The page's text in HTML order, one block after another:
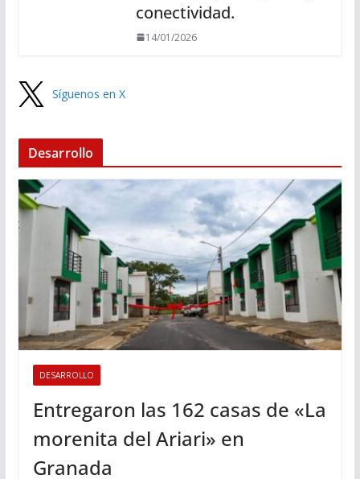
conectividad.
14/01/2026
Síguenos en X
Desarrollo
DESARROLLO
Entregaron las 162 casas de «La
morenita del Ariari» en
Granada